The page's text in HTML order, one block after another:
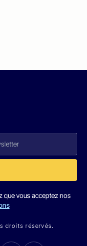
que vous acceptez nos
droits réservés.